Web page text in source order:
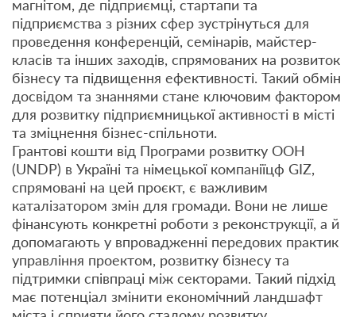
магнітом, де підприємці, стартапи та
підприємства з різних сфер зустрінуться для
проведення конференцій, семінарів, майстер-
класів та інших заходів, спрямованих на розвиток
бізнесу та підвищення ефективності. Такий обмін
досвідом та знаннями стане ключовим фактором
для розвитку підприємницької активності в місті
та зміцнення бізнес-спільноти.
Грантові кошти від Програми розвитку ООН
(UNDP) в Україні та німецької компаніїцф GIZ,
спрямовані на цей проєкт, є важливим
каталізатором змін для громади. Вони не лише
фінансують конкретні роботи з реконструкції, а й
допомагають у впровадженні передових практик
управління проектом, розвитку бізнесу та
підтримки співпраці між секторами. Такий підхід
має потенціал змінити економічний ландшафт